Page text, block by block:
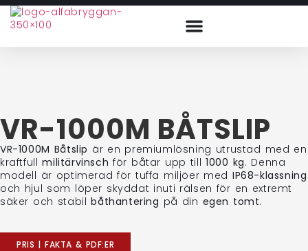
VR-1000M BÅTSLIP
VR-1000M Båtslip är en premiumlösning utrustad med en
kraftfullmilitärvinsch för båtar upp till1000 kg. Denna
modell är optimerad för tuffa miljöer medIP68-klassning
och hjul som löper skyddat inuti rälsen för en extremt
säker och stabilbåthantering på din egen tomt.
PRIS | FAKTA & PDF:ER